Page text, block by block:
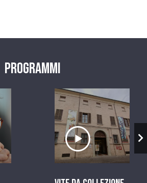
Programmi
il servizio Ascolta il